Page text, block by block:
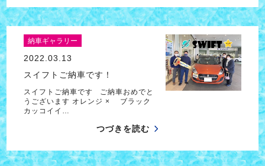
納車ギャラリー
2022.03.13
スイフトご納車です！
スイフトご納車です ご納車おめでと
うございます オレンジ × ブラック
カッコイイ…
つづきを読む